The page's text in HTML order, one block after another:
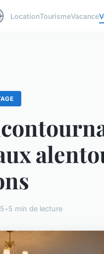
LocationTourismeVacance
•5 min de lecture